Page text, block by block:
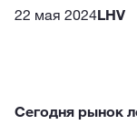
22 мая 2024LHV
Сегодня рынок